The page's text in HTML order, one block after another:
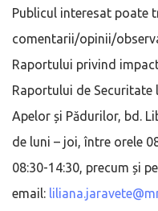
Publicul interesat poate
comentarii/opinii/
Raportului privind
Raportului de
Apelor și Pădurilor, bd.
de luni – joi, între orele
08:30-14:30, precum și
email: